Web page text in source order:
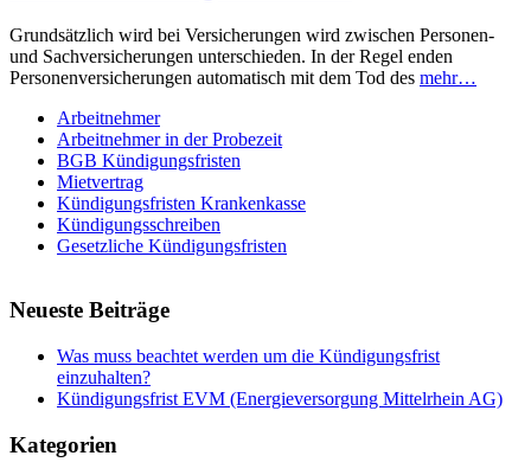
Grundsätzlich wird bei Versicherungen wird zwischen Personen-
und Sachversicherungen unterschieden. In der Regel enden
Personenversicherungen automatisch mit dem Tod des mehr…
Arbeitnehmer
Arbeitnehmer in der Probezeit
BGB Kündigungsfristen
Mietvertrag
Kündigungsfristen Krankenkasse
Kündigungsschreiben
Gesetzliche Kündigungsfristen
Neueste Beiträge
Was muss beachtet werden um die Kündigungsfrist
einzuhalten?
Kündigungsfrist EVM (Energieversorgung Mittelrhein AG)
Kategorien